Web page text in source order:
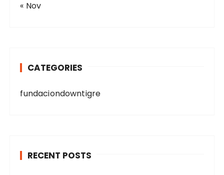
« Nov
CATEGORIES
fundaciondowntigre
RECENT POSTS